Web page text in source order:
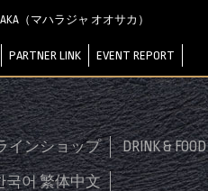
（マハラジャ オオサカ）
PARTNER LINK EVENT REPORT
インショップ DRINK & FOOD
국어 繁体中文